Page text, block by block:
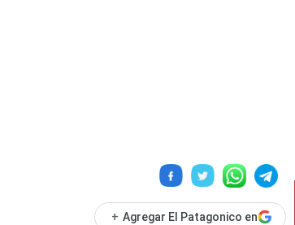
+ Agregar El Patagonico en